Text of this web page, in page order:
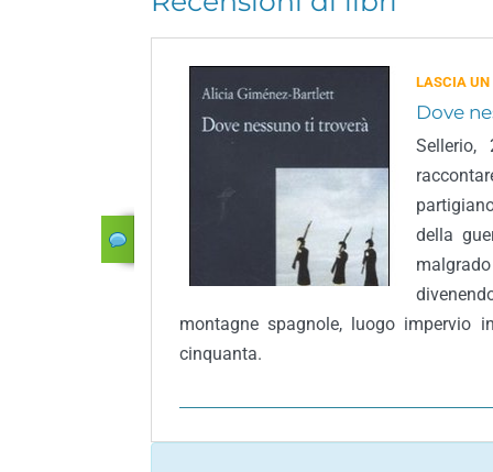
LASCIA UN
Dove
della
montagne spagnole, luogo
cinquanta.